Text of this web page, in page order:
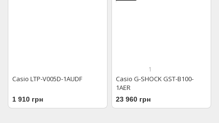
Casio LTP-V005D-1AUDF
1 910 грн
1
Casio G-SHOCK GST-B100-
1AER
23 960 грн